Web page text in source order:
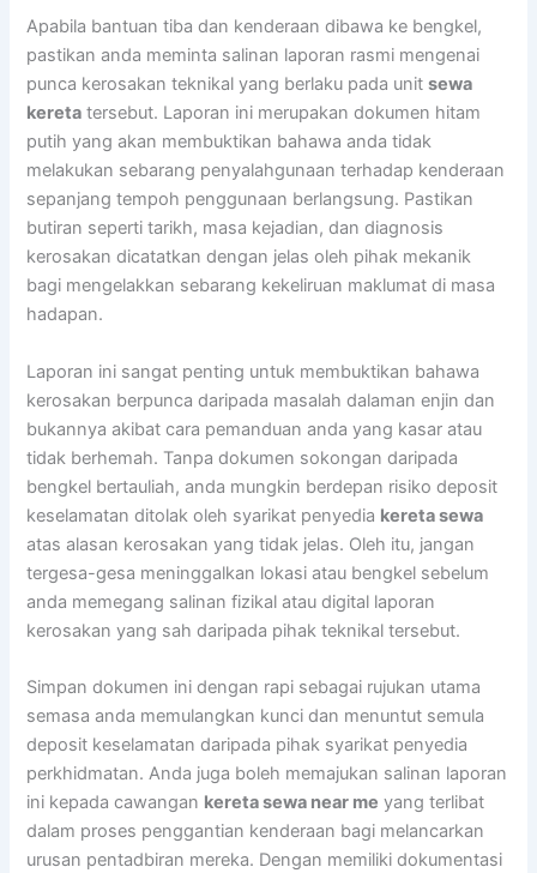
Apabila bantuan tiba dan kenderaan dibawa ke bengkel,
pastikan anda meminta salinan laporan rasmi mengenai
punca kerosakan teknikal yang berlaku pada unitsewa
kereta tersebut. Laporan ini merupakan dokumen hitam
putih yang akan membuktikan bahawa anda tidak
melakukan sebarang penyalahgunaan terhadap kenderaan
sepanjang tempoh penggunaan berlangsung. Pastikan
butiran seperti tarikh, masa kejadian, dan diagnosis
kerosakan dicatatkan dengan jelas oleh pihak mekanik
bagi mengelakkan sebarang kekeliruan maklumat di masa
hadapan.
Laporan ini sangat penting untuk membuktikan bahawa
kerosakan berpunca daripada masalah dalaman enjin dan
bukannya akibat cara pemanduan anda yang kasar atau
tidak berhemah. Tanpa dokumen sokongan daripada
bengkel bertauliah, anda mungkin berdepan risiko deposit
keselamatan ditolak oleh syarikat penyedia kereta sewa
atas alasan kerosakan yang tidak jelas. Oleh itu, jangan
tergesa-gesa meninggalkan lokasi atau bengkel sebelum
anda memegang salinan fizikal atau digital laporan
kerosakan yang sah daripada pihak teknikal tersebut.
Simpan dokumen ini dengan rapi sebagai rujukan utama
semasa anda memulangkan kunci dan menuntut semula
deposit keselamatan daripada pihak syarikat penyedia
perkhidmatan. Anda juga boleh memajukan salinan laporan
ini kepada cawangan kereta sewa near me yang terlibat
dalam proses penggantian kenderaan bagi melancarkan
urusan pentadbiran mereka. Dengan memiliki dokumentasi